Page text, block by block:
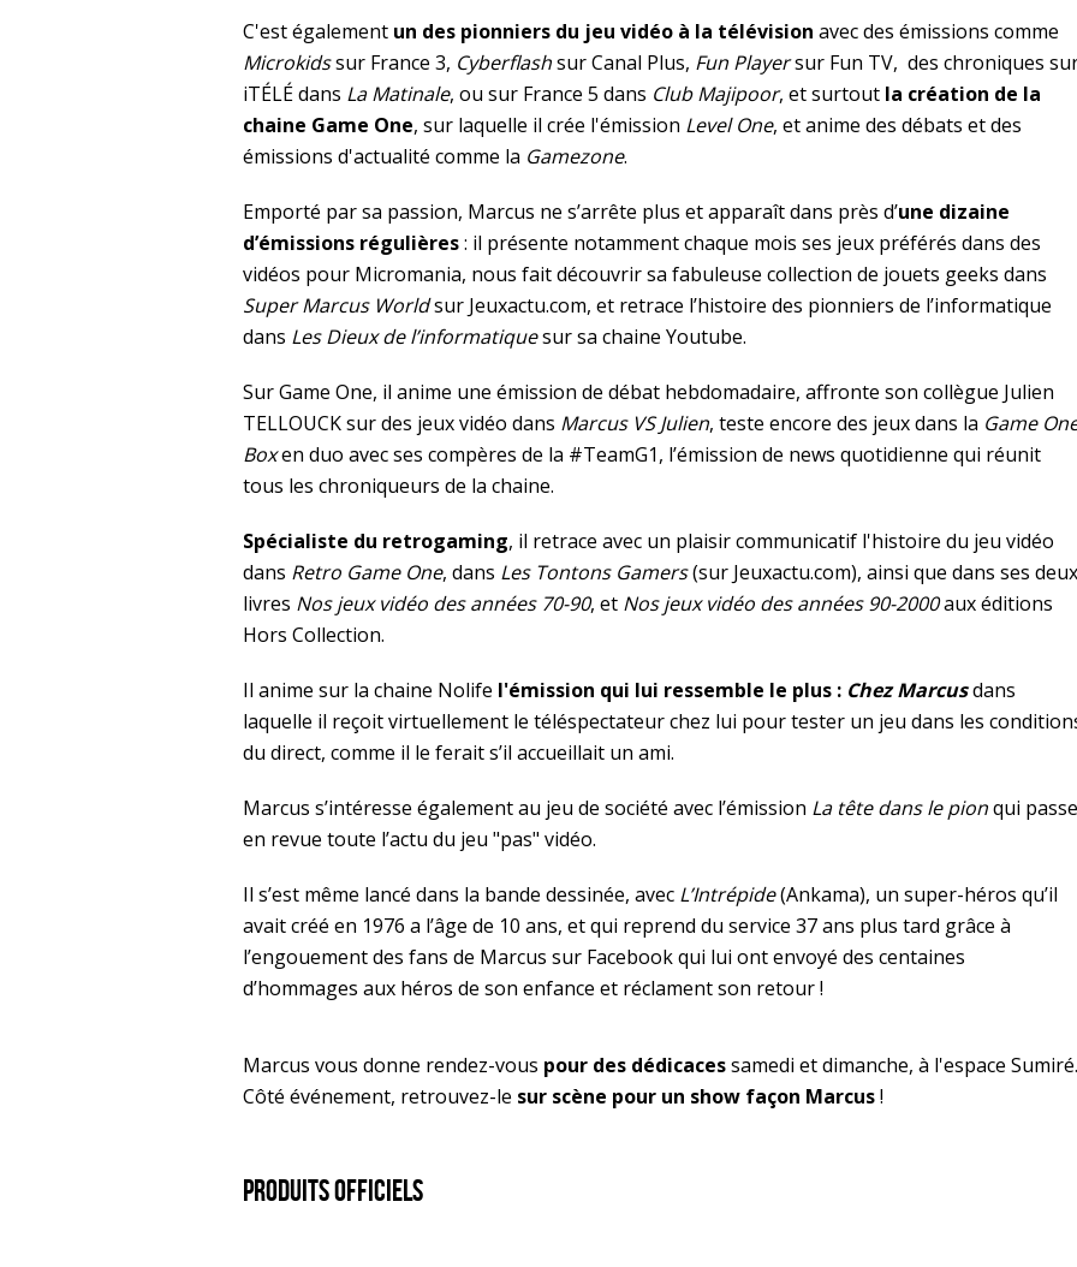
C'est également un des pionniers du jeu vidéo à la télévision avec des émissions comme
Microkidssur France 3, Cyberflashsur Canal Plus, Fun Playersur Fun TV, des chroniques
iTÉLÉ dans La Matinale, ou sur France 5 dans Club Majipoor, et surtout la création de la
chaine Game One, sur laquelle il crée l'émission Level One, et anime des débats et des
émissions d'actualité comme la Gamezone.
Emporté par sa passion, Marcus ne s’arrête plus et apparaît dans près d’une dizaine
d’émissions régulières: il présente notamment chaque mois ses jeux préférés dans des
vidéos pour Micromania, nous fait découvrir sa fabuleuse collection de jouets geeks dans
Super Marcus Worldsur Jeuxactu.com, et retrace l’histoire des pionniers de l’informatique
dans Les Dieux de l’informatiquesur sa chaine Youtube.
Sur Game One, il anime une émission de débat hebdomadaire, affronte son collègue Julien
TELLOUCK sur des jeux vidéo dans Marcus VS Julien, teste encore des jeux dans la Game
Boxen duo avec ses compères de la #TeamG1, l’émission de news quotidienne qui réunit
tous les chroniqueurs de la chaine.
Spécialiste du retrogaming, il retrace avec un plaisir communicatif l'histoire du jeu vidéo
dans Retro Game One, dans Les Tontons Gamers(sur Jeuxactu.com), ainsi que dans ses deux
livres Nos jeux vidéo des années 70-90, et Nos jeux vidéo des années 90-2000aux éditions
Hors Collection.
Il anime sur la chaine Nolife l'émission qui lui ressemble le plus : Chez Marcusdans
laquelle il reçoit virtuellement le téléspectateur chez lui pour tester un jeu dans les
du direct, comme il le ferait s’il accueillait un ami.
Marcus s’intéresse également au jeu de société avec l’émission La tête dans le pionqui passe
en revue toute l’actu du jeu "pas" vidéo.
Il s’est même lancé dans la bande dessinée, avec L’Intrépide(Ankama), un super-héros qu’il
avait créé en 1976 a l’âge de 10 ans, et qui reprend du service 37 ans plus tard grâce à
l’engouement des fans de Marcus sur Facebook qui lui ont envoyé des centaines
d’hommages aux héros de son enfance et réclament son retour !
Marcus vous donne rendez-vous pour des dédicacessamedi et dimanche, à l'espace Sumiré.
Côté événement, retrouvez-le sur scène pour un show façon Marcus!
Produits officiels